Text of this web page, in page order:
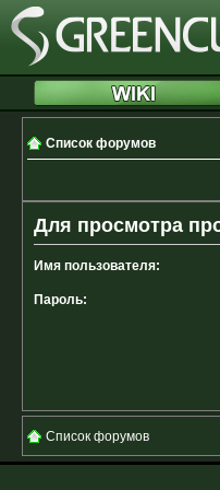
Список форумов
Для просмотра
Имя пользователя:
Пароль:
Список форумов